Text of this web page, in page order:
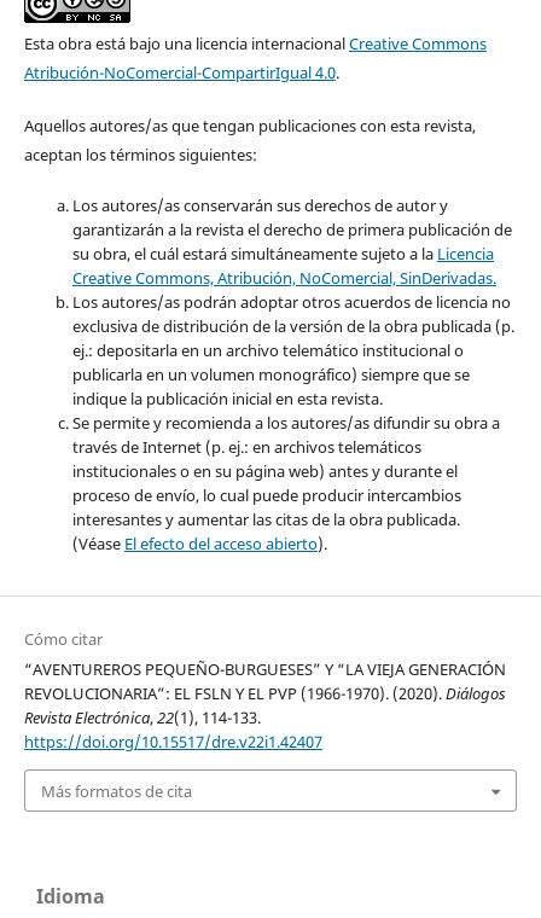
Esta obra está bajo una licencia internacionalCreative Commons
Atribución-NoComercial-CompartirIgual 4.0.
Aquellos autores/as que tengan publicaciones con esta revista,
aceptan los términos siguientes:
Los autores/as conservarán sus derechos de autor y
garantizarán a la revista el derecho de primera publicación de
su obra, el cuál estará simultáneamente sujeto a la Licencia
Creative Commons, Atribución, NoComercial, SinDerivadas.
Los autores/as podrán adoptar otros acuerdos de licencia no
exclusiva de distribución de la versión de la obra publicada (p.
ej.: depositarla en un archivo telemático institucional o
publicarla en un volumen monográfico) siempre que se
indique la publicación inicial en esta revista.
Se permite y recomienda a los autores/as difundir su obra a
través de Internet (p. ej.: en archivos telemáticos
institucionales o en su página web) antes y durante el
proceso de envío, lo cual puede producir intercambios
interesantes y aumentar las citas de la obra publicada.
(Véase El efecto del acceso abierto).
Cómo citar
“AVENTUREROS PEQUEÑO-BURGUESES” Y “LA VIEJA GENERACIÓN
REVOLUCIONARIA”: EL FSLN Y EL PVP (1966-1970). (2020).Diálogos
Revista Electrónica,22(1), 114-133.
https://doi.org/10.15517/dre.v22i1.42407
Más formatos de cita
Idioma